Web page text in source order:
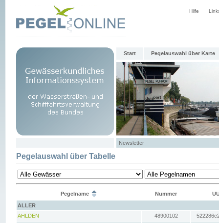
Hilfe
Start Pegelauswahl über Karte
Newsletter
Pegelauswahl über Tabelle
Pegelname Nummer
ALLER
AHLDEN
48900102